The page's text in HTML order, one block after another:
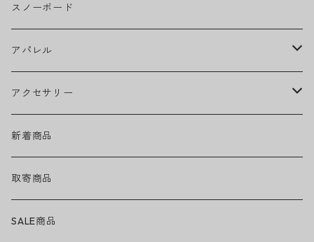
CAMILA CABELLO
Ed Sheeran
EMINEM
GREEN DAY
GUNS N' ROSES
LADY GAGA
グリップテープ
ウィール
ベアリング
トラック
ヘルメット・プロテクター
アクセサリー・小物
スノーボード
アパレル
ヘッドウェア
キャップ
ハット
ネックウェア
トップス
Tシャツ・ロングTシャツ
ボトムス
アクセサリー
ハードグッズ
バッグ・ポーチ
サングラス
新着商品
取寄商品
SALE商品